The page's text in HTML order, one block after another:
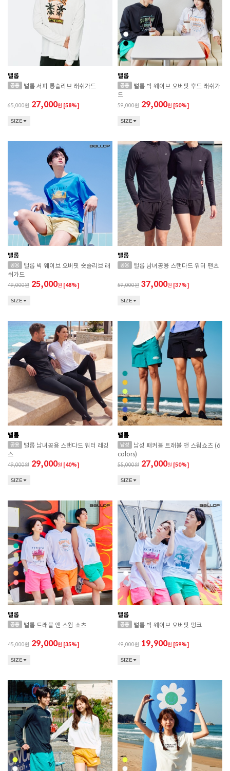
밸롭
밸롭 서피 롱슬리브 래쉬가드
65,000 27,000원 [58%]
SIZE
밸롭
밸롭 빅 웨이브 오버핏 후드 래쉬가
드
59,000 29,000원 [50%]
SIZE
밸롭
밸롭 빅 웨이브 오버핏 숏슬리브 래
쉬가드
49,000 25,000원 [48%]
SIZE
밸롭
밸롭 남녀공용 스탠다드 워터 팬츠
59,000 37,000원 [37%]
SIZE
밸롭
밸롭 남녀공용 스탠다드 워터 레깅
스
49,000 29,000원 [40%]
SIZE
밸롭
남성 패커블 트래블 앤 스윔쇼츠 (6
colors)
55,000 27,000원 [50%]
SIZE
밸롭
밸롭 트래블 앤 스윔 쇼츠
45,000 29,000원 [35%]
SIZE
밸롭
밸롭 빅 웨이브 오버핏 탱크
49,000 19,900원 [59%]
SIZE